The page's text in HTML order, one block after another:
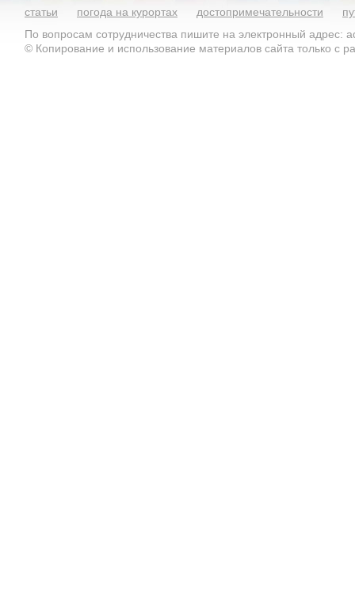
статьи погода на курортах достопримечательности
По вопросам сотрудничества пишите на электронный адрес:
© Копирование и использование материалов сайта только с